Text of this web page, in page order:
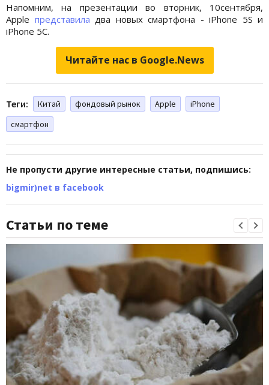
Напомним, на презентации во вторник, 10сентября,
Apple представила два новых смартфона - iPhone 5S и
iPhone 5C.
Читайте нас в Google.News
Теги: Китай фондовый рынок Apple
iPhone
смартфон
Не пропусти другие интересные статьи, подпишись:
bigmir)net в facebook
Статьи по теме